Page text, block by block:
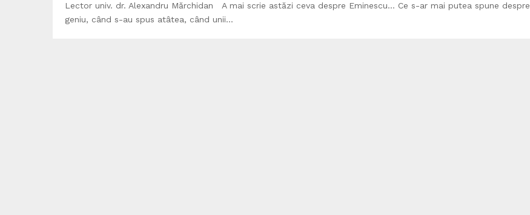
Lector univ. dr. Alexandru Mărchidan A mai scrie astăzi ceva despre Eminescu… Ce s-ar mai putea spune despre
geniu, când s-au spus atâtea, când unii...